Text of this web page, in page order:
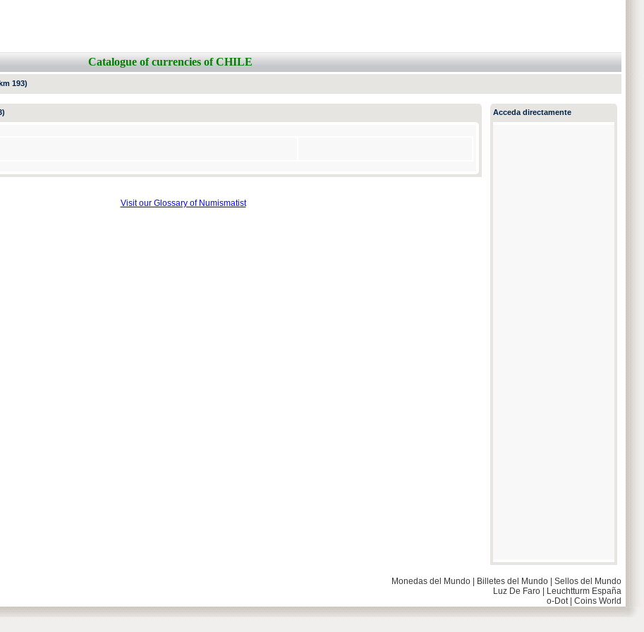
Catalogue of currencies of CHILE
193)
Visit our Glossary of Numismatist
Acceda directamente
Monedas del Mundo Billetes del Mundo
Sellos del Mundo
Luz De Faro
Leuchtturm España
o-Dot| Coins World